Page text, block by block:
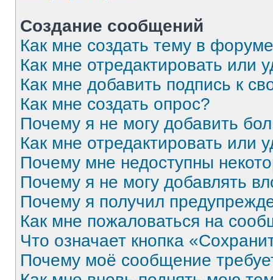
Создание сообщений
Как мне создать тему в
Как мне отредактировать или
Как мне добавить подпись к
Как мне создать опрос?
Почему я не могу добавить
Как мне отредактировать или
Почему мне недоступны
Почему я не могу добавлять
Почему я получил
Как мне пожаловаться на
Что означает кнопка
Почему моё сообщение